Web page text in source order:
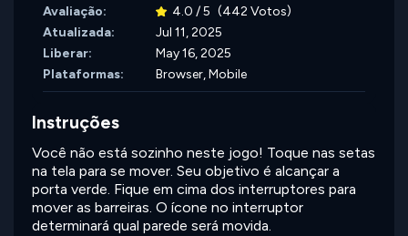
Avaliação:
4.0 / 5 (442 Votos)
Atualizada:
Jul 11, 2025
Liberar:
May 16, 2025
Plataformas:
Browser, Mobile
Instruções
Você não está sozinho neste jogo! Toque nas setas
na tela para se mover. Seu objetivo é alcançar a
porta verde. Fique em cima dos interruptores para
mover as barreiras. O ícone no interruptor
determinará qual parede será movida.